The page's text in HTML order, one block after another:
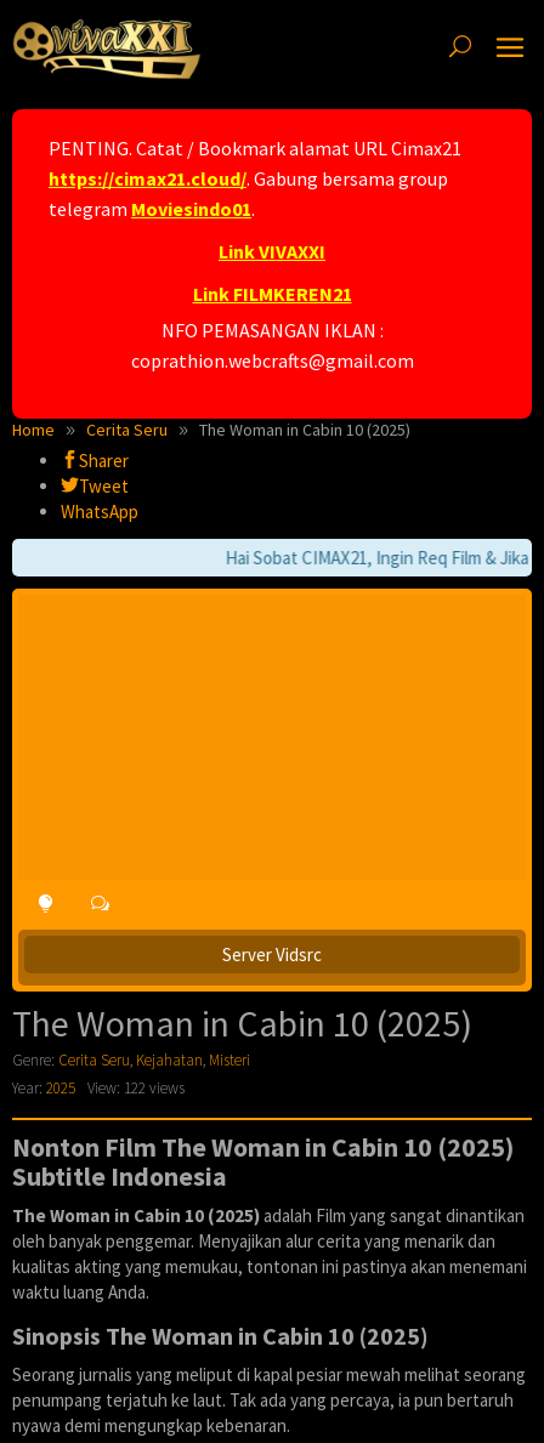
to
content
PENTING. Catat / Bookmark alamat URL Cimax21
https://cimax21.cloud/. Gabung bersama group
telegram Moviesindo01.
Link VIVAXXI
Link FILMKEREN21
NFO PEMASANGAN IKLAN :
coprathion.webcrafts@gmail.com
Home Cerita Seru The Woman in Cabin 10 (2025)
Sharer
Tweet
WhatsApp
Hai Sobat CIMAX21, Ingin Req Film & Jika
Server Vidsrc
The Woman in Cabin 10 (2025)
Genre: Cerita Seru, Kejahatan, Misteri
Year: 2025 View: 122 views
Nonton Film The Woman in Cabin 10 (2025)
Subtitle Indonesia
The Woman in Cabin 10 (2025)adalah Film yang sangat dinantikan
oleh banyak penggemar. Menyajikan alur cerita yang menarik dan
kualitas akting yang memukau, tontonan ini pastinya akan menemani
waktu luang Anda.
Sinopsis The Woman in Cabin 10 (2025)
Seorang jurnalis yang meliput di kapal pesiar mewah melihat seorang
penumpang terjatuh ke laut. Tak ada yang percaya, ia pun bertaruh
nyawa demi mengungkap kebenaran.